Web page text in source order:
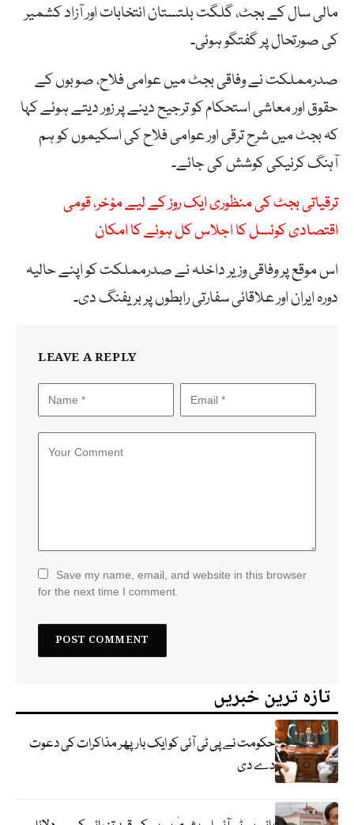
مالی سال کے بجٹ، گلگت بلتستان انتخابات اور آزاد کشمیر
کی صورتحال پر گفتگو ہوئی۔
صدرمملکت نے وفاقی بجٹ میں عوامی فلاح، صوبوں کے
حقوق اور معاشی استحکام کو ترجیح دینے پر زور دیتے ہوئے کہا
کہ بجٹ میں شرح ترقی اور عوامی فلاح کی اسکیموں کو ہم
آہنگ کرنیکی کوشش کی جائے۔
ترقیاتی بجٹ کی منظوری ایک روز کے لیے مؤخر، قومی
اقتصادی کونسل کا اجلاس کل ہونے کا امکان
اس موقع پر وفاقی وزیر داخلہ نے صدرمملکت کو اپنے حالیہ
دورہ ایران اور علاقائی سفارتی رابطوں پر بریفنگ دی۔
LEAVE A REPLY
Save my name, email, and website in this browser
for the next time I comment.
تازہ ترین خبریں
حکومت نے پی ٹی آئی کو ایک بارپھر مذاکرات کی دعوت
دے دی